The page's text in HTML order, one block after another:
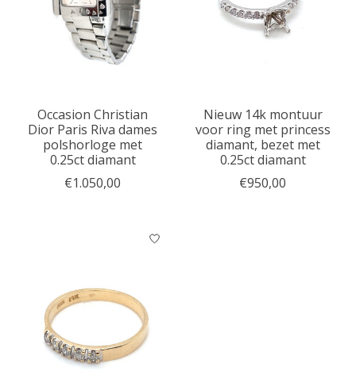
Occasion Christian
Dior Paris Riva dames
polshorloge met
0.25ct diamant
€1.050,00
Nieuw 14k montuur
voor ring met princess
diamant, bezet met
0.25ct diamant
€950,00